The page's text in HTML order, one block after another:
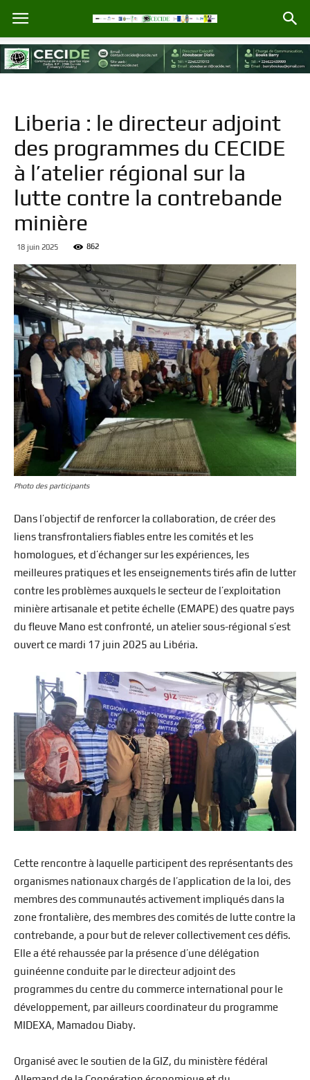
Liberia : le directeur adjoint
des programmes du CECIDE
à l’atelier régional sur la
lutte contre la contrebande
minière
18 juin 2025 862
Photo des participants
Dans l’objectif de renforcer la collaboration, de créer des
liens transfrontaliers fiables entre les comités et les
homologues, et d’échanger sur les expériences, les
meilleures pratiques et les enseignements tirés afin de lutter
contre les problèmes auxquels le secteur de l’exploitation
minière artisanale et petite échelle (EMAPE) des quatre pays
du fleuve Mano est confronté, un atelier sous-régional s’est
ouvert ce mardi 17 juin 2025 au Libéria.
Cette rencontre à laquelle participent des représentants des
organismes nationaux chargés de l’application de la loi, des
membres des communautés activement impliqués dans la
zone frontalière, des membres des comités de lutte contre la
contrebande, a pour but de relever collectivement ces défis.
Elle a été rehaussée par la présence d’une délégation
guinéenne conduite par le directeur adjoint des
programmes du centre du commerce international pour le
développement, par ailleurs coordinateur du programme
MIDEXA, Mamadou Diaby.
Organisé avec le soutien de la GIZ, du ministère fédéral